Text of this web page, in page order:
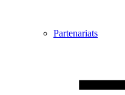
Partenariats